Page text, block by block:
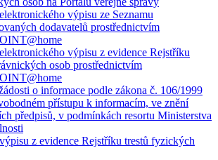
výpisu ze Seznamu
dodavatelů prostřednictvím
výpisu z evidence Rejstříku
osob prostřednictvím
o informace podle zákona č. 106/1999
přístupu k informacím, ve znění
předpisů, v podmínkách resortu Ministerstva
z evidence Rejstříku trestů fyzických